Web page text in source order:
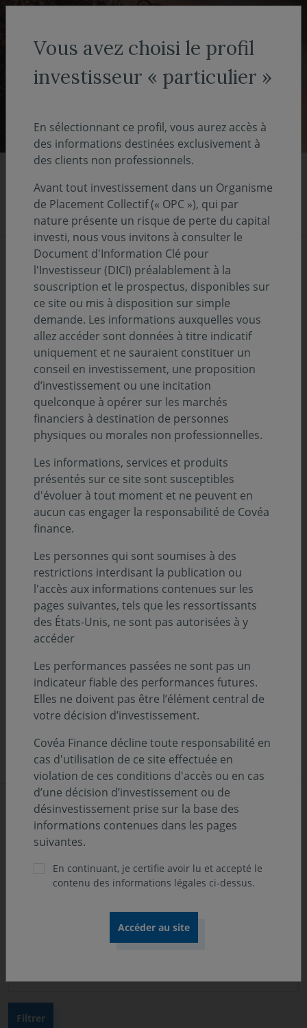
Aller au menu
Aller au contenu
COVEA FINANCE Médiathèque
Médiathèque
A la une
09 avril 2026
Covéa Finance dévoile sa nouvelle vidéo
institutionnelle.
BILAN & PERSPECTIVES
15 janvier 2026
Bilan 2025 et perspectives 2026 : Francis
Jaisson fait le point en vidéo
PAROLE D'EXPERT
23 janvier 2026
Marchés financiers en 2026 : regard de
Jacques-André NADAL sur Zoom Invest
NOS FONDS
11 septembre 2025
Marchés financiers : regard de Jacques-
André NADAL sur Zoom Invest
Tous les médias
Format
Vous avez choisi le profil
investisseur « particulier »
En sélectionnant ce profil, vous aurez accès à
des informations destinées exclusivement à
des clients non professionnels.
Avant tout investissement dans un Organisme
de Placement Collectif (« OPC »), qui par
nature présente un risque de perte du capital
investi, nous vous invitons à consulter le
Document d'Information Clé pour
l'Investisseur (DICI) préalablement à la
souscription et le prospectus, disponibles sur
ce site ou mis à disposition sur simple
demande. Les informations auxquelles vous
allez accéder sont données à titre indicatif
uniquement et ne sauraient constituer un
conseil en investissement, une proposition
d’investissement ou une incitation
quelconque à opérer sur les marchés
financiers à destination de personnes
physiques ou morales non professionnelles.
Les informations, services et produits
présentés sur ce site sont susceptibles
d'évoluer à tout moment et ne peuvent en
aucun cas engager la responsabilité de Covéa
finance.
Les personnes qui sont soumises à des
restrictions interdisant la publication ou
l'accès aux informations contenues sur les
pages suivantes, tels que les ressortissants
des États-Unis, ne sont pas autorisées à y
accéder
Les performances passées ne sont pas un
indicateur fiable des performances futures.
Elles ne doivent pas être l’élément central de
votre décision d’investissement.
Covéa Finance décline toute responsabilité en
cas d'utilisation de ce site effectuée en
violation de ces conditions d'accès ou en cas
d’une décision d’investissement ou de
désinvestissement prise sur la base des
informations contenues dans les pages
suivantes.
En continuant, je certifie avoir lu et accepté le
contenu des informations légales ci-dessus.